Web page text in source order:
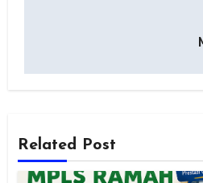
Related Post